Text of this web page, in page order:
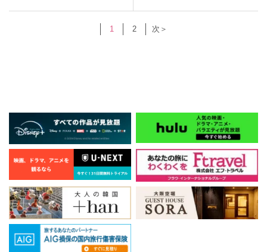
1 2 次＞